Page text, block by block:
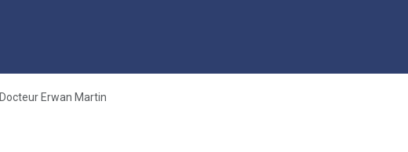
Docteur Erwan Martin